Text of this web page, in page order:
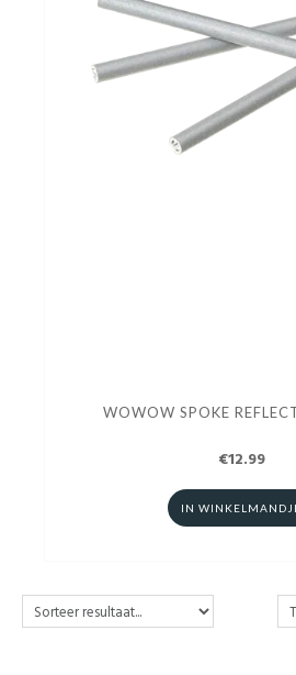
WOWOW SPOKE
€12.99
IN